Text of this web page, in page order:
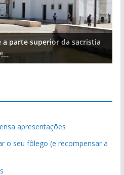
a parte superior da sacristia
apresentações
o seu fôlego (e recompensar a